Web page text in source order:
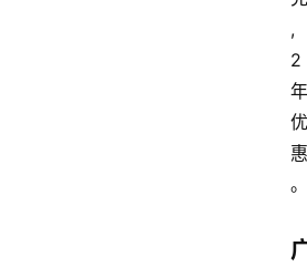
,
2
年
优
惠
。